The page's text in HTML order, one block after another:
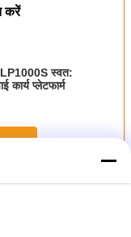
करें
स्वत:
कार्य प्लेटफार्म